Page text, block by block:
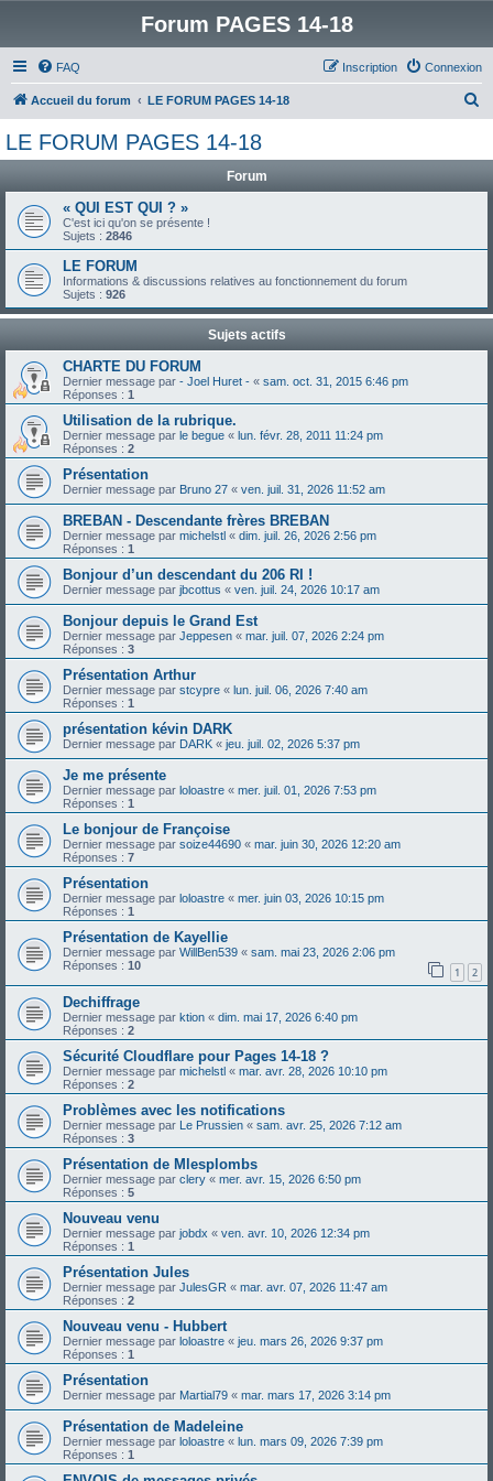
Forum PAGES 14-18
FAQ Connexion
Inscription
Accueil du forum LE FORUM PAGES 14-18
e
LE FORUM PAGES 14-18
Forum
« QUI EST QUI ? »
C'est ici qu'on se présente !
Sujets : 2846
LE FORUM
Informations & discussions relatives au fonctionnement du forum
Sujets : 926
Sujets actifs
CHARTE DU FORUM
Dernier message par - Joel Huret - « sam. oct. 31, 2015 6:46 pm
Réponses : 1
Utilisation de la rubrique.
Dernier message par le begue « lun. févr. 28, 2011 11:24 pm
Réponses : 2
Présentation
Dernier message par Bruno 27 « ven. juil. 31, 2026 11:52 am
BREBAN - Descendante frères BREBAN
Dernier message par michelstl « dim. juil. 26, 2026 2:56 pm
Réponses : 1
Bonjour d’un descendant du 206 RI !
Dernier message par jbcottus « ven. juil. 24, 2026 10:17 am
Bonjour depuis le Grand Est
Dernier message par Jeppesen « mar. juil. 07, 2026 2:24 pm
Réponses : 3
Présentation Arthur
Dernier message par stcypre « lun. juil. 06, 2026 7:40 am
Réponses : 1
présentation kévin DARK
Dernier message par DARK « jeu. juil. 02, 2026 5:37 pm
Je me présente
Dernier message par loloastre « mer. juil. 01, 2026 7:53 pm
Réponses : 1
Le bonjour de Françoise
Dernier message par soize44690 « mar. juin 30, 2026 12:20 am
Réponses : 7
Présentation
Dernier message par loloastre « mer. juin 03, 2026 10:15 pm
Réponses : 1
Présentation de Kayellie
Dernier message par WillBen539 « sam. mai 23, 2026 2:06 pm
Réponses : 10 1 2
Dechiffrage
Dernier message par ktion « dim. mai 17, 2026 6:40 pm
Réponses : 2
Sécurité Cloudflare pour Pages 14-18 ?
Dernier message par michelstl « mar. avr. 28, 2026 10:10 pm
Réponses : 2
Problèmes avec les notifications
Dernier message par Le Prussien « sam. avr. 25, 2026 7:12 am
Réponses : 3
Présentation de Mlesplombs
Dernier message par clery « mer. avr. 15, 2026 6:50 pm
Réponses : 5
Nouveau venu
Dernier message par jobdx « ven. avr. 10, 2026 12:34 pm
Réponses : 1
Présentation Jules
Dernier message par JulesGR « mar. avr. 07, 2026 11:47 am
Réponses : 2
Nouveau venu - Hubbert
Dernier message par loloastre « jeu. mars 26, 2026 9:37 pm
Réponses : 1
Présentation
Dernier message par Martial79 « mar. mars 17, 2026 3:14 pm
Présentation de Madeleine
Dernier message par loloastre « lun. mars 09, 2026 7:39 pm
Réponses : 1